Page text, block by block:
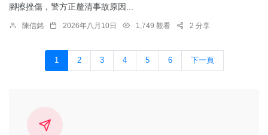
腳擦挫傷，警方正釐清事故原因...
陳信銘 2026年八月10日 1,749 觀看 2 分享
1 2 3 4 5 6 下一頁